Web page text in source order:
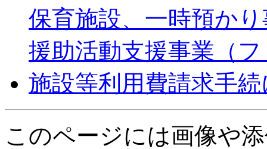
保育施設、一時預か
援助活動支援事業（
施設等利用費請求手
このページには画像や